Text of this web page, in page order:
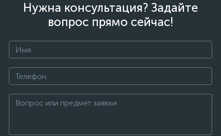
Нужна консультация? Задайте
вопрос прямо сейчас!